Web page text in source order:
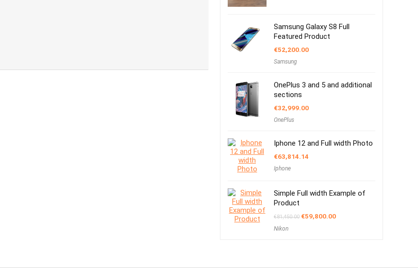
Samsung Galaxy S8 Full
Featured Product
€52,200.00
Samsung
OnePlus 3 and 5 and additional
sections
€32,999.00
OnePlus
Iphone 12 and Full width Photo
€63,814.14
Iphone
Simple Full width Example of
Product
€81,450.00 Oorspronkelijke
€59,800.00Huidige
Nikon